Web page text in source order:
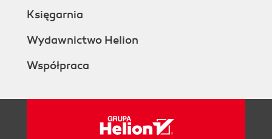
Księgarnia
Wydawnictwo Helion
Współpraca